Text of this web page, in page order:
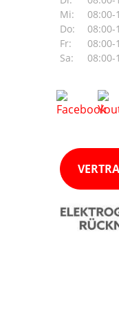
Mi:
08:00-
Do:
08:00-
Fr:
08:00-
Sa:
08:00-